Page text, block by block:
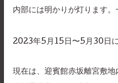
内部には明かりが灯ります
2023年5月15日〜5月30日
現在は、迎賓館赤坂離宮敷